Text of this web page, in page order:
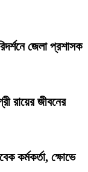
জেলা প্রশাসক
রায়ের জীবনের
কর্মকর্তা, ক্ষোভে